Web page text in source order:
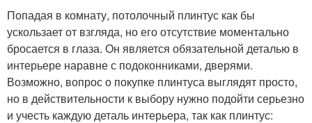
Попадая в комнату, потолочный плинтус как бы
ускользает от взгляда, но его отсутствие моментально
бросается в глаза. Он является обязательной деталью в
интерьере наравне с подоконниками, дверями.
Возможно, вопрос о покупке плинтуса выглядят просто,
но в действительности к выбору нужно подойти серьезно
и учесть каждую деталь интерьера, так как плинтус: